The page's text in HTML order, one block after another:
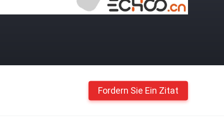
Fordern Sie Ein Zitat